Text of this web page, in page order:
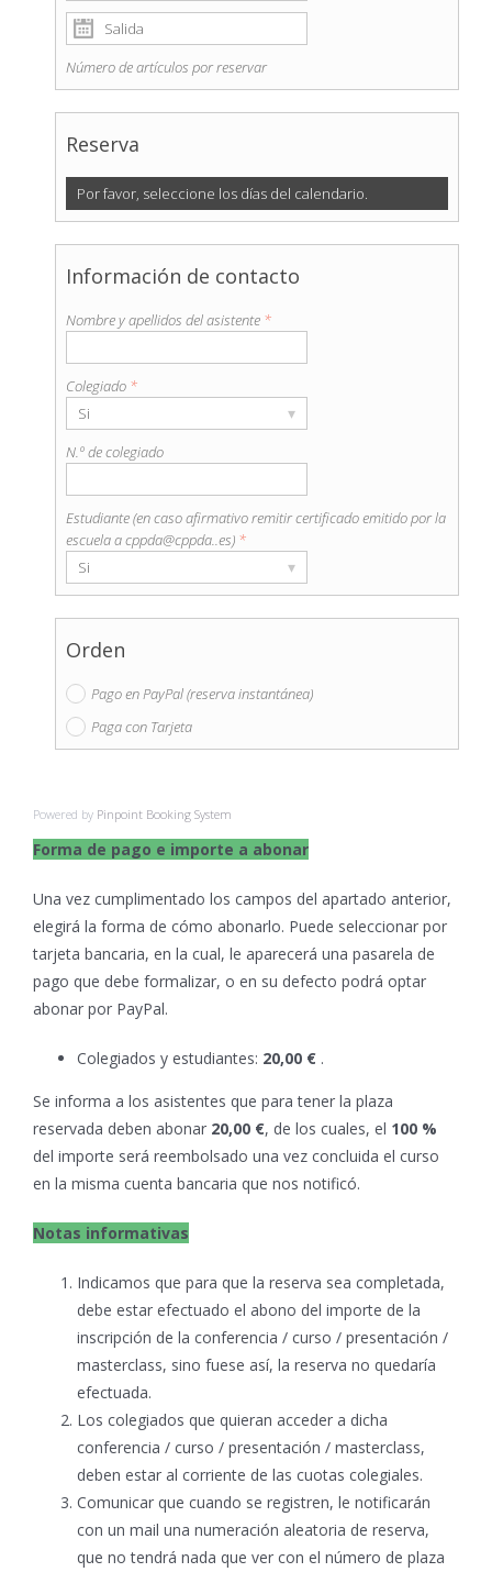
Número de artículos por reservar
Reserva
Por favor, seleccione los días del calendario.
Información de contacto
Nombre y apellidos del asistente *
Colegiado *
Si
▾
N.º de colegiado
Estudiante (en caso afirmativo remitir certificado emitido por la
escuela a cppda@cppda..es) *
Si
▾
Orden
Pago en PayPal (reserva instantánea)
Paga con Tarjeta
Powered by Pinpoint Booking System
Forma de pago e importe a abonar
Una vez cumplimentado los campos del apartado anterior,
elegirá la forma de cómo abonarlo. Puede seleccionar por
tarjeta bancaria, en la cual, le aparecerá una pasarela de
pago que debe formalizar, o en su defecto podrá optar
abonar por PayPal.
Colegiados y estudiantes: 20,00 € .
Se informa a los asistentes que para tener la plaza
reservada deben abonar 20,00 €, de los cuales, el 100 %
del importe será reembolsado una vez concluida el curso
en la misma cuenta bancaria que nos notificó.
Notas informativas
Indicamos que para que la reserva sea completada,
debe estar efectuado el abono del importe de la
inscripción de la conferencia / curso / presentación /
masterclass, sino fuese así, la reserva no quedaría
efectuada.
Los colegiados que quieran acceder a dicha
conferencia / curso / presentación / masterclass,
deben estar al corriente de las cuotas colegiales.
Comunicar que cuando se registren, le notificarán
con un mail una numeración aleatoria de reserva,
que no tendrá nada que ver con el número de plaza